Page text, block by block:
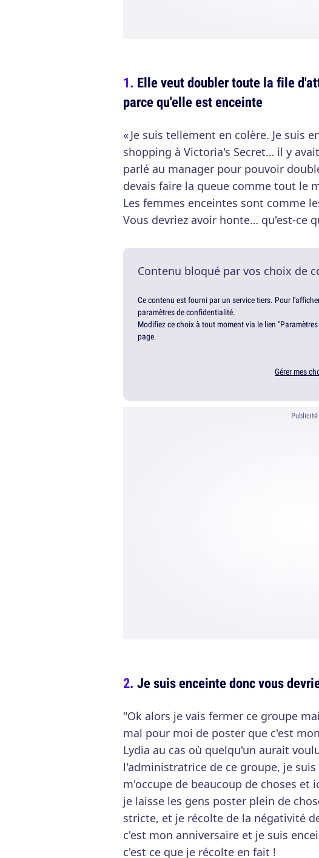
Elle veut doubler toute la file
parce qu'elle est enceinte
« Je suis tellement en colère. Je suis
shopping à Victoria's Secret… il y
parlé au manager pour pouvoir
devais faire la queue comme tout le
Les femmes enceintes sont comme
Vous devriez avoir honte… qu'est-ce
Contenu bloqué par vos choix de
Ce contenu est fourni par un service tiers. Pour
paramètres de confidentialité.
Modifiez ce choix à tout moment via le lien
page.
Gérer mes
Publicité
Je suis enceinte donc vous
"Ok alors je vais fermer ce groupe
mal pour moi de poster que c'est
Lydia au cas où quelqu'un aurait
l'administratrice de ce groupe, je
m'occupe de beaucoup de choses et
je laisse les gens poster plein de
stricte, et je récolte de la négativité
c'est mon anniversaire et je suis
c'est ce que je récolte en fait !